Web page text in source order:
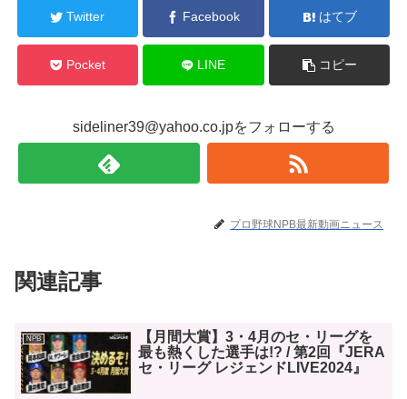
Twitter Facebook はてブ
Pocket LINE コピー
sideliner39@yahoo.co.jpをフォローする
プロ野球NPB最新動画ニュース
関連記事
NPB
【月間大賞】3・4月のセ・リーグを
最も熱くした選手は!? / 第2回『JERA
セ・リーグ レジェンドLIVE2024』